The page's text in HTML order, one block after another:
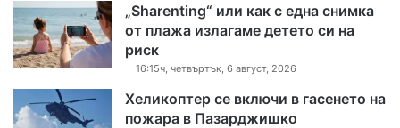
„Sharenting“ или как с една снимка
от плажа излагаме детето си на
риск
16:15ч, четвъртък, 6 август, 2026
Хеликоптер се включи в гасенето на
пожара в Пазарджишко